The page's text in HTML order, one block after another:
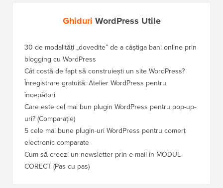
Ghiduri WordPress Utile
30 de modalități „dovedite” de a câștiga bani online prin
blogging cu WordPress
Cât costă de fapt să construiești un site WordPress?
Înregistrare gratuită: Atelier WordPress pentru
începători
Care este cel mai bun plugin WordPress pentru pop-up-
uri? (Comparație)
5 cele mai bune plugin-uri WordPress pentru comerț
electronic comparate